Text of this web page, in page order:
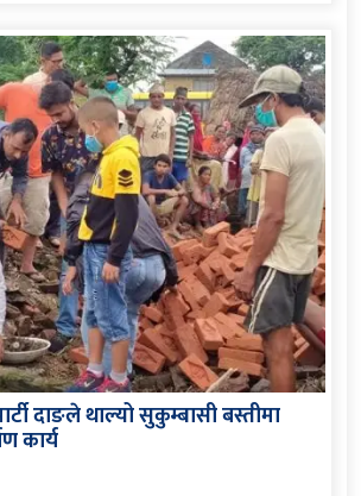
दाङले थाल्यो सुकुम्बासी बस्तीमा
कार्य